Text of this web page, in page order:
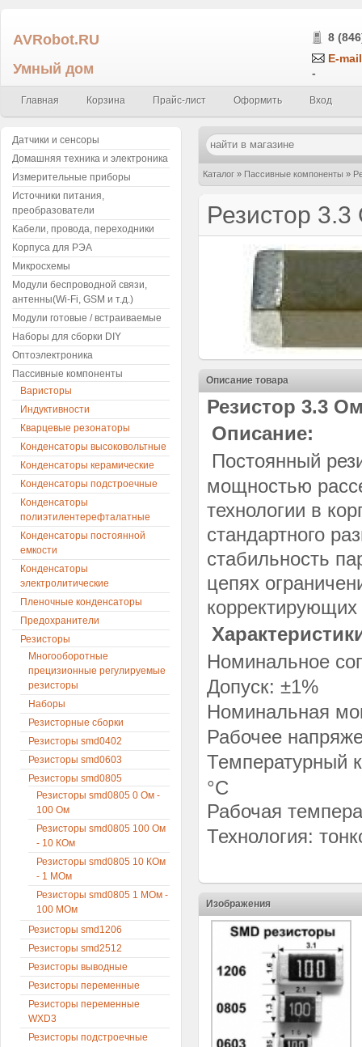
AVRobot.RU
Умный дом
8
E-
-
Главная Корзина Прайс-лист Оформить Вход
Каталог » Пассивные компоненты »
Резистор
Описание товара
Резистор 3.3
Описание:
Постоянный
мощностью
технологии в
стандартного
стабильность
цепях
Номинальное
Допуск: ±1%
Номинальная
Рабочее
Температурный
°C
Рабочая
Технология:
Изображения
Датчики и сенсоры
Домашняя техника и электроника
Измерительные приборы
Источники питания,
преобразователи
Кабели, провода, переходники
Корпуса для РЭА
Микросхемы
Модули беспроводной связи,
антенны(Wi-Fi, GSM и т.д.)
Модули готовые / встраиваемые
Наборы для сборки DIY
Оптоэлектроника
Пассивные компоненты
Варисторы
Индуктивности
Кварцевые резонаторы
Конденсаторы высоковольтные
Конденсаторы керамические
Конденсаторы подстроечные
Конденсаторы
полиэтилентерефталатные
Конденсаторы постоянной
емкости
Конденсаторы
электролитические
Пленочные конденсаторы
Предохранители
Резисторы
Многооборотные
прецизионные регулируемые
резисторы
Наборы
Резисторные сборки
Резисторы smd0402
Резисторы smd0603
Резисторы smd0805
Резисторы smd0805 0 Ом -
100 Ом
Резисторы smd0805 100 Ом
- 10 КОм
Резисторы smd0805 10 КОм
- 1 МОм
Резисторы smd0805 1 МОм -
100 МОм
Резисторы smd1206
Резисторы smd2512
Резисторы выводные
Резисторы переменные
Резисторы переменные
WXD3
Резисторы подстроечные